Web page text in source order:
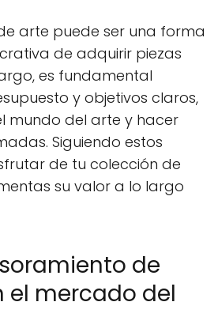
arte puede ser una forma
de adquirir piezas
es fundamental
y objetivos claros,
mundo del arte y hacer
Siguiendo estos
de tu colección de
su valor a lo largo
de
el mercado del